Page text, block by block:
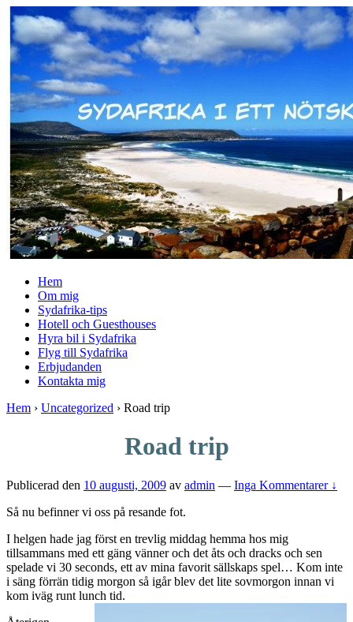
Skip
to
Main
Content
Hem
Om mig
Sydafrika-tips
Hotell och Guesthouses
Hyra bil i Sydafrika
Flyg till Sydafrika
Erbjudanden
Kontakta mig
Hem › Uncategorized › Road trip
Road trip
Publicerad den 10 augusti, 2009 av admin — Inga Kommentarer ↓
Så nu befinner vi oss på resande fot.
I helgen hade jag först en trevlig middag hemma hos mig
tillsammans med ett gäng vänner och det åts och dracks och sen
spelade vi 30 seconds, ett av mina favorit sällskaps spel… Kom inte
i säng förrän tidig morgon så igår blev det lite sovmorgon innan vi
kom iväg runt lunch tid.